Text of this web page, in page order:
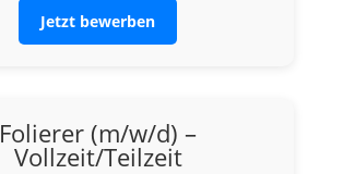
Jetzt bewerben
Folierer (m/w/d) –
Vollzeit/Teilzeit